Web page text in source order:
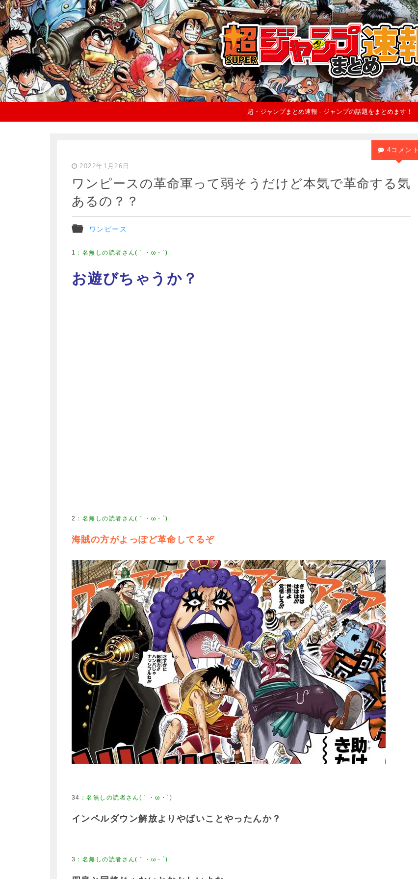
超・ジャンプまとめ速報 - ジャンプの話題をまとめます！
2022年1月26日
ワンピースの革命軍って弱そうだけど本気で革命する気
あるの？？
ワンピース
4コメント
1 ： 名無しの読者さん(｀・ω・´)
お遊びちゃうか？
2 ： 名無しの読者さん(｀・ω・´)
海賊の方がよっぽど革命してるぞ
34 ：名無しの読者さん(｀・ω・´)
インペルダウン解放よりやばいことやったんか？
3 ： 名無しの読者さん(｀・ω・´)